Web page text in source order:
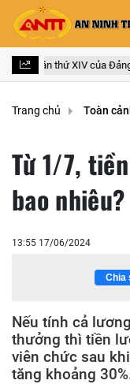
quốc lần thứ XIV của Đảng
Trang chủ Toàn
Từ 1/7,
bao nhiêu?
13:55 17/06/2024
Chia
Nếu tính cả
thưởng thì tiền
viên chức sau
tăng khoảng